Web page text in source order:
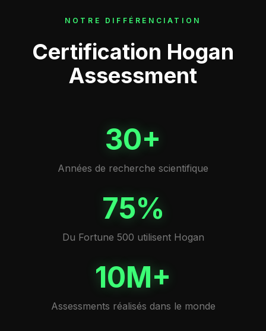
NOTRE DIFFÉRENCIATION
Certification Hogan
Assessment
30+
Années de recherche scientifique
75%
Du Fortune 500 utilisent Hogan
10M+
Assessments réalisés dans le monde